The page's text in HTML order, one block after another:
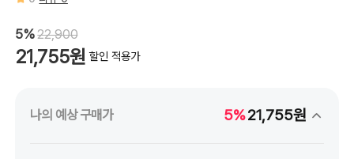
5%22,900
21,755원 할인 적용가
나의 예상 구매가 5%21,755원